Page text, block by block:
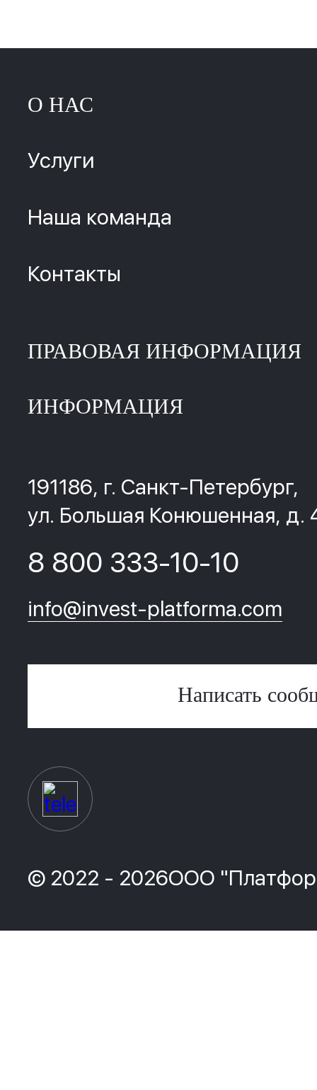
О НАС
Услуги
Наша команда
Контакты
ПРАВОВАЯ ИНФОРМАЦИЯ
ИНФОРМАЦИЯ
191186, г. Санкт-Петербург,
ул. Большая Конюшенная, д.
8 800 333-10-10
info@invest-platforma.com
Написать
© 2022 - 2026ООО